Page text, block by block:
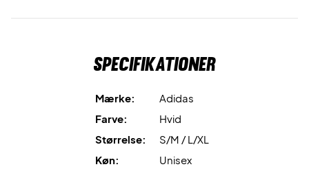
Specifikationer
Mærke:
Adidas
Farve:
Hvid
Størrelse:
S/M / L/XL
Køn:
Unisex